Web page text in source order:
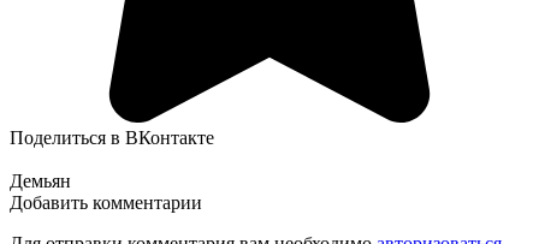
Поделиться в ВКонтакте
Демьян
Добавить комментарии